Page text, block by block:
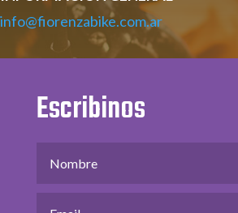
info@fiorenzabike.com.ar
Escribinos